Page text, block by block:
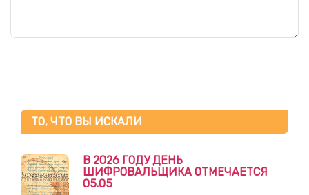
ТО, ЧТО ВЫ ИСКАЛИ
В 2026 ГОДУ ДЕНЬ
ШИФРОВАЛЬЩИКА ОТМЕЧАЕТСЯ
05.05